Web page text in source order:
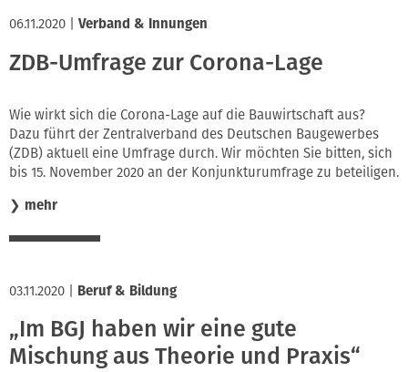
06.11.2020 Verband & Innungen
ZDB-Umfrage zur Corona-Lage
Wie wirkt sich die Corona-Lage auf die Bauwirtschaft aus?
Dazu führt der Zentralverband des Deutschen Baugewerbes
(ZDB) aktuell eine Umfrage durch. Wir möchten Sie bitten, sich
bis 15. November 2020 an der Konjunkturumfrage zu beteiligen.
❯ mehr
03.11.2020 Beruf & Bildung
„Im BGJ haben wir eine gute
Mischung aus Theorie und Praxis“